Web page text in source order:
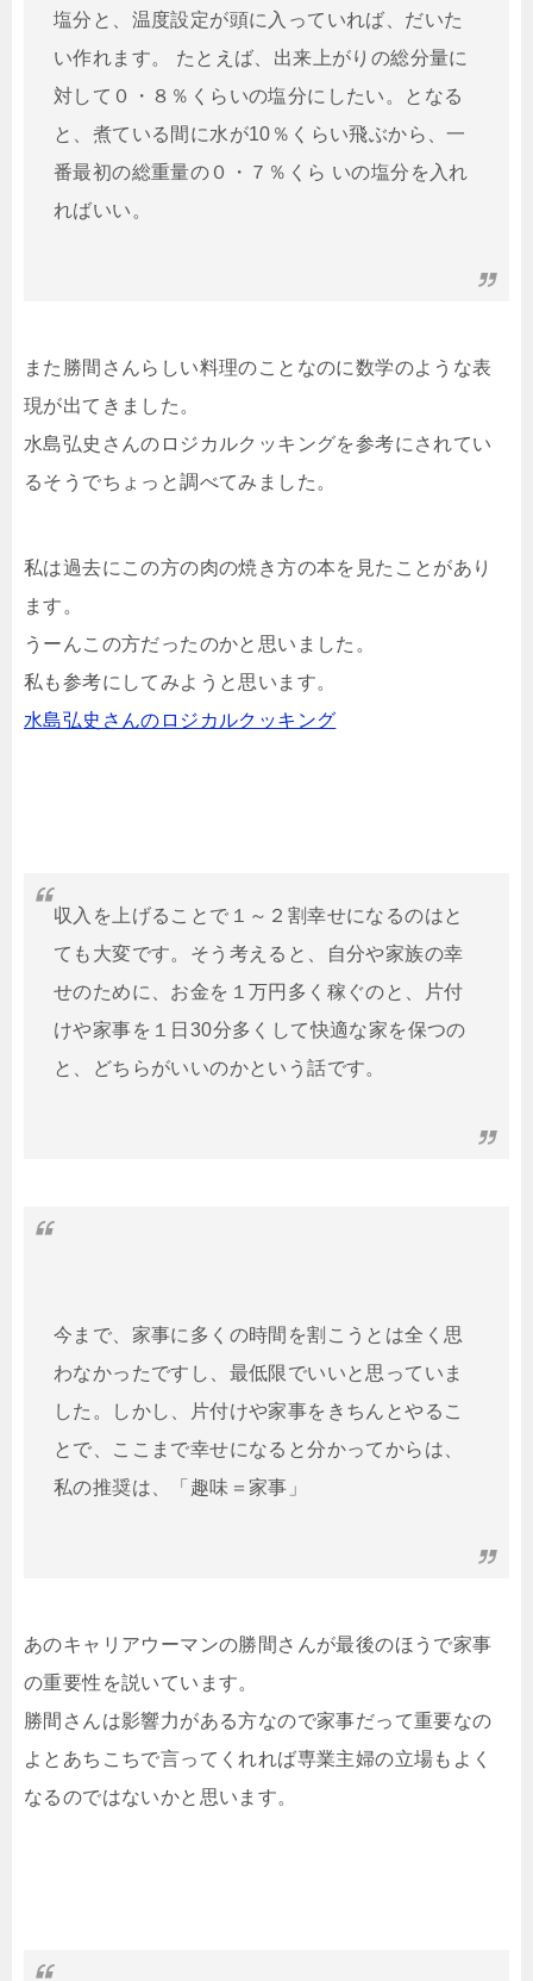
塩分と、温度設定が頭に入っていれば、だいた
い作れます。 たとえば、出来上がりの総分量に
対して０・８％くらいの塩分にしたい。となる
と、煮ている間に水が10％くらい飛ぶから、一
番最初の総重量の０・７％くら いの塩分を入れ
ればいい。
また勝間さんらしい料理のことなのに数学のような表
現が出てきました。
水島弘史さんのロジカルクッキングを参考にされてい
るそうでちょっと調べてみました。
私は過去にこの方の肉の焼き方の本を見たことがあり
ます。
うーんこの方だったのかと思いました。
私も参考にしてみようと思います。
水島弘史さんのロジカルクッキング
収入を上げることで１～２割幸せになるのはと
ても大変です。そう考えると、自分や家族の幸
せのために、お金を１万円多く稼ぐのと、片付
けや家事を１日30分多くして快適な家を保つの
と、どちらがいいのかという話です。
今まで、家事に多くの時間を割こうとは全く思
わなかったですし、最低限でいいと思っていま
した。しかし、片付けや家事をきちんとやるこ
とで、ここまで幸せになると分かってからは、
私の推奨は、「趣味＝家事」
あのキャリアウーマンの勝間さんが最後のほうで家事
の重要性を説いています。
勝間さんは影響力がある方なので家事だって重要なの
よとあちこちで言ってくれれば専業主婦の立場もよく
なるのではないかと思います。